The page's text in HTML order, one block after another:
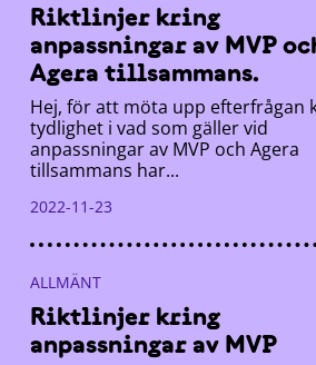
Riktlinjer kring
anpassningar av MVP
Agera tillsammans.
Hej, för att möta upp efterfrågan
tydlighet i vad som gäller vid
anpassningar av MVP och Agera
tillsammans har...
2022-11-23
ALLMÄNT
Riktlinjer kring
anpassningar av MVP